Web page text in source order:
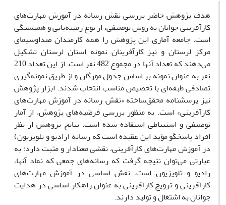
هدف پژوهش حاضر بررسی نقش رسانه در آموزش مهارت‌های
کارآفرینی جوانان به روش توصیفی، از نوع زمینه‌یابی و همبستگی
است. جامعه آماری این پژوهش را همه کارمندان صداوسیمای
مرکز لرستان و نیز کارآفرینان نمونه‌ استان لرستان تشکیل
می‌دهند که تعداد آنها در مجموع 482 نفر است. از این تعداد 210
نفر به عنوان نمونه بر اساس جدول مورگان و از طریق نمونه‌گیری
تصادفی طبقه‌ای با تخصیص مناسب انتخاب شدند. ابزار پژوهش
نیز پرسشنامه محقق‌ساخته «نقش رسانه در آموزش مهارت‌های
کارآفرینی» است. به منظور بررسی فرضیه‌های پژوهش، از آمار
توصیفی و استنباطی استفاده شده است. نتایج پژوهش از نظر
افراد پاسخگو مؤید این عقیده است که رسانه (رادیو و تلویزیون)
در آموزش مهارت‌های کارآفرینی، نقشی معنادار و مثبت دارد؛ به
عبارتی می‌توان نتیجه گرفت که رسانه‌های جمعی که نماد آنها،
رادیو و تلویزیون است، نقش اساسی در آموزش مهارت‌های
کارآفرینی و ترویج کارآفرینی به عنوان راهکار اساسی در هدایت
جوانان به اشتغال و تولید دارند.